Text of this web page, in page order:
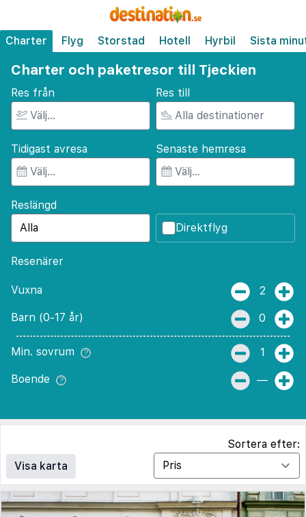
Charter Flyg Storstad Hotell Hyrbil Sista
Charter och paketresor till Tjeckien
Res från Res till
Tidigast avresa Senaste hemresa
Reslängd
Direktflyg
Resenärer
Vuxna 2
Barn (0-17 år) 0
Min. sovrum 1
Boende —
Visa karta
Sortera efter: